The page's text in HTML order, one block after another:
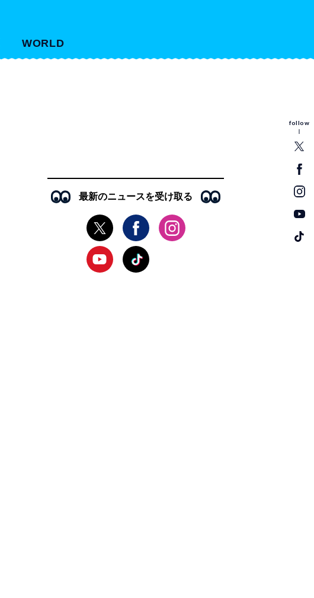
WORLD
follow
最新のニュースを受け取る